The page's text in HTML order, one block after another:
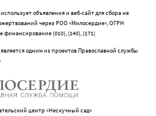
объявления и веб-сайт для сбора не
через РОО «Милосердие», ОГРН
финансирование (010), (140), (171)
одним из проектов Православной службы
центр «Нескучный сад»